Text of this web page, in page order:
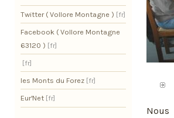
Nous
Twitter ( Vollore Montagne )
Facebook ( Vollore Montagne
63120 )
les Monts du Forez
Eur'Net